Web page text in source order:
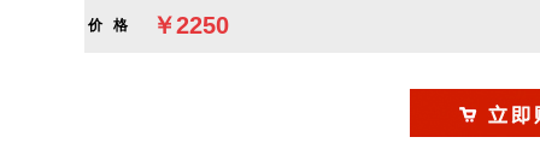
价 格 ￥2250